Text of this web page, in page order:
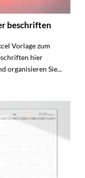
beschriften
Vorlage zum
hier
organisieren Sie...